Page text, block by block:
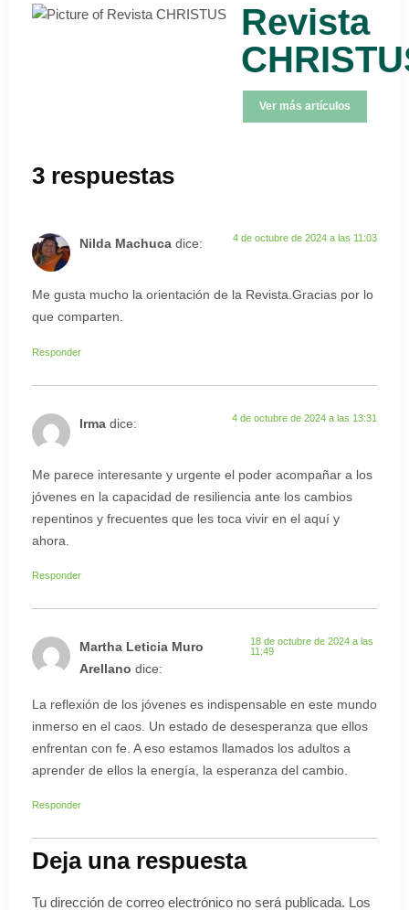
Revista
Ver más artículos
3 respuestas
Nilda Machuca dice: 4 de octubre de 2024 a las 11:03
Me gusta mucho la orientación de la Revista.Gracias por lo
que comparten.
Responder
Irma dice: 4 de octubre de 2024 a las 13:31
Me parece interesante y urgente el poder acompañar a los
jóvenes en la capacidad de resiliencia ante los cambios
repentinos y frecuentes que les toca vivir en el aquí y
ahora.
Responder
Martha Leticia Muro
Arellano dice:
18 de octubre de 2024 a las
11:49
La reflexión de los jóvenes es indispensable en este mundo
inmerso en el caos. Un estado de desesperanza que ellos
enfrentan con fe. A eso estamos llamados los adultos a
aprender de ellos la energía, la esperanza del cambio.
Responder
Deja una respuesta
Tu dirección de correo electrónico no será publicada. Los